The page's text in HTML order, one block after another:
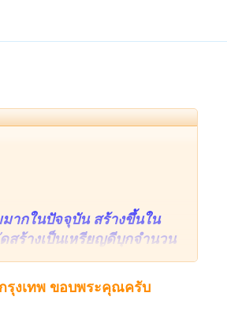
ากในปัจจุบัน สร้างขึ้นใน
สร้างเป็นเหรียญดีบุกจำนวน
งผิวไฟ 5,000 เหรียญ เฉพาะ
มอบให้ลูกศิษย์คนใด หลวงพ่อ
งเทพ ขอบพระคุณครับ